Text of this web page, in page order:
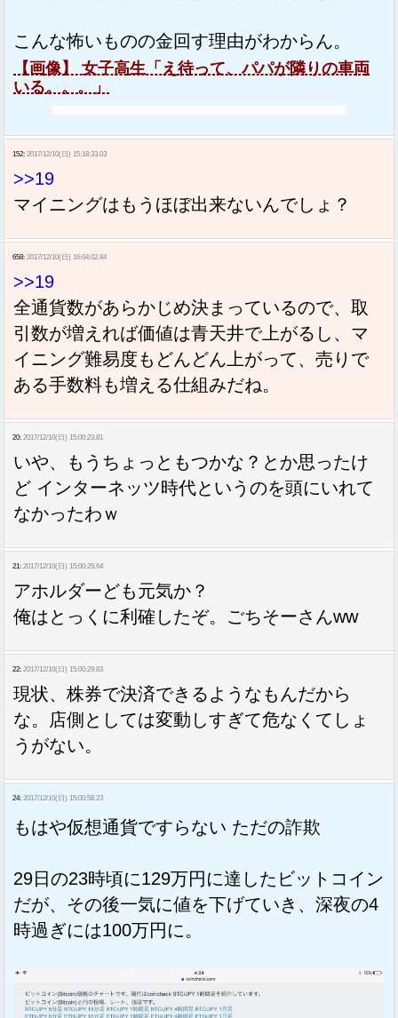
こんな怖いものの金回す理由がわからん。
【画像】 女子高生「え待って、パパが隣りの車両
いる。。。」
152: 2017/12/10(日) 15:18:33.03
>>19
マイニングはもうほぼ出来ないんでしょ？
658: 2017/12/10(日) 16:04:02.84
>>19
全通貨数があらかじめ決まっているので、取
引数が増えれば価値は青天井で上がるし、マ
イニング難易度もどんどん上がって、売りで
ある手数料も増える仕組みだね。
20: 2017/12/10(日) 15:00:23.81
いや、もうちょっともつかな？とか思ったけ
ど インターネッツ時代というのを頭にいれて
なかったわｗ
21: 2017/12/10(日) 15:00:29.64
アホルダーども元気か？
俺はとっくに利確したぞ。ごちそーさんww
22: 2017/12/10(日) 15:00:29.83
現状、株券で決済できるようなもんだから
な。店側としては変動しすぎて危なくてしょ
うがない。
24: 2017/12/10(日) 15:00:58.23
もはや仮想通貨ですらない ただの詐欺
29日の23時頃に129万円に達したビットコイン
だが、その後一気に値を下げていき、深夜の4
時過ぎには100万円に。